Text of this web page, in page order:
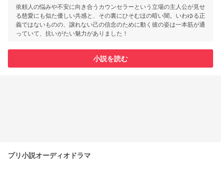
依頼人の悩みや不安に向き合うカウンセラーという立場の主人公が見せ
る慈愛にも似た優しい共感と、その裏にひそむほの暗い闇。いわゆる正
義ではないものの、譲れない己の信念のために動く彼の姿は一本筋が通
っていて、抗いがたい魅力がありました！
小説を読む
プリ小説オーディオドラマ